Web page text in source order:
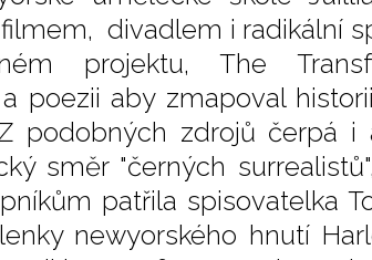
divadlem i radikální
projektu, The
poezii aby zmapoval
podobných zdrojů čerpá i
směr "černých
patřila spisovatelka
newyorského hnutí